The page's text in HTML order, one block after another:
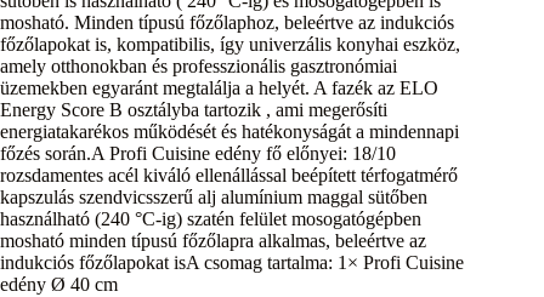
mosható. Minden típusú főzőlaphoz, beleértve az indukciós
főzőlapokat is, kompatibilis, így univerzális konyhai eszköz,
amely otthonokban és professzionális gasztronómiai
üzemekben egyaránt megtalálja a helyét. A fazék az ELO
Energy Score B osztályba tartozik , ami megerősíti
energiatakarékos működését és hatékonyságát a mindennapi
főzés során.A Profi Cuisine edény fő előnyei: 18/10
rozsdamentes acél kiváló ellenállással beépített térfogatmérő
kapszulás szendvicsszerű alj alumínium maggal sütőben
használható (240 °C-ig) szatén felület mosogatógépben
mosható minden típusú főzőlapra alkalmas, beleértve az
indukciós főzőlapokat isA csomag tartalma: 1× Profi Cuisine
edény Ø 40 cm